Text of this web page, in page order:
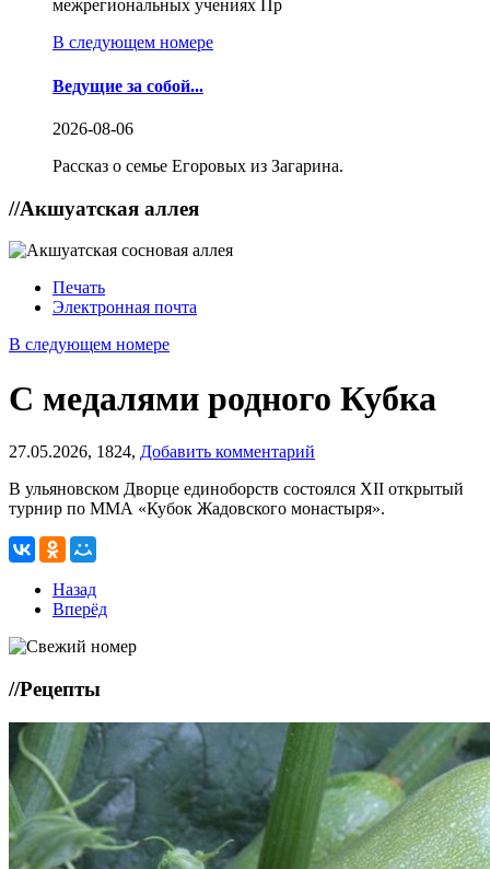
межрегиональных учениях Пр
В следующем номере
Ведущие за собой...
2026-08-06
Рассказ о семье Егоровых из Загарина.
//Акшуатская аллея
Печать
Электронная почта
В следующем номере
С медалями родного Кубка
27.05.2026, 1824, Добавить комментарий
В ульяновском Дворце единоборств состоялся XII открытый
турнир по ММА «Кубок Жадовского монастыря».
Назад
Вперёд
//Рецепты